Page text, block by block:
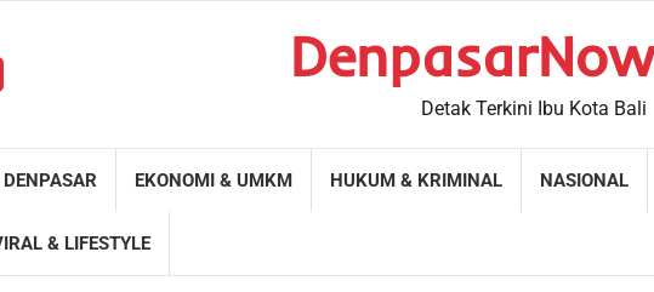
Detak Terkini Ibu Kota Bali
DENPASAR EKONOMI & UMKM HUKUM & KRIMINAL NASIONAL
& LIFESTYLE